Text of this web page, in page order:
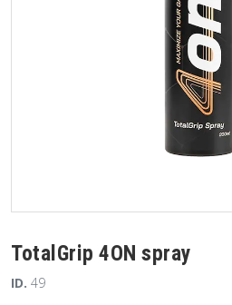
TotalGrip 4ON spray
ID. 49